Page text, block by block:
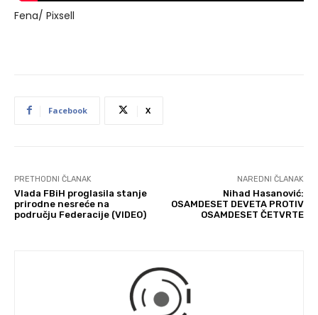
Fena/ Pixsell
Facebook X
PRETHODNI ČLANAK
Vlada FBiH proglasila stanje
prirodne nesreće na
području Federacije (VIDEO)
NAREDNI ČLANAK
Nihad Hasanović:
OSAMDESET DEVETA PROTIV
OSAMDESET ČETVRTE